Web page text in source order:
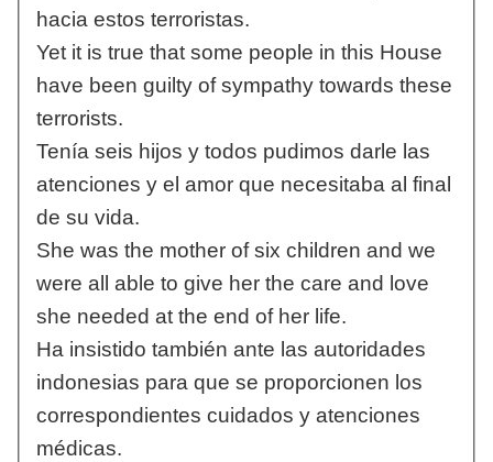
hacia estos terroristas.
Yet it is true that some people in this House
have been guilty of sympathy towards these
terrorists.
Tenía seis hijos y todos pudimos darle las
atenciones y el amor que necesitaba al final
de su vida.
She was the mother of six children and we
were all able to give her the care and love
she needed at the end of her life.
Ha insistido también ante las autoridades
indonesias para que se proporcionen los
correspondientes cuidados y atenciones
médicas.